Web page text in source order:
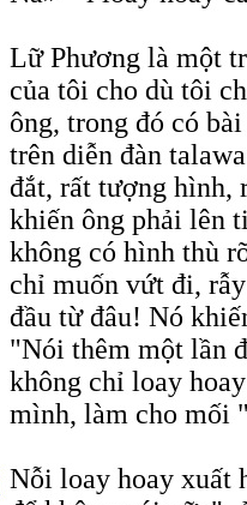
Lữ Phương là một
của tôi cho dù tôi
ông, trong đó có
trên diễn đàn
đắt, rất tượng hình,
khiến ông phải lên
không có hình thù
chỉ muốn vứt đi,
đầu từ đâu! Nó
"Nói thêm một lần
không chỉ loay
mình, làm cho mối
Nỗi loay hoay xuất